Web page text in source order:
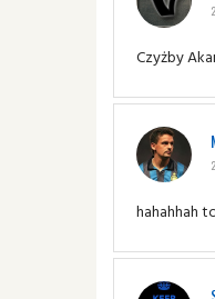
Czyżby
hahahhah